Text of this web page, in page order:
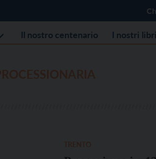
Il nostro centenario I nostri libri